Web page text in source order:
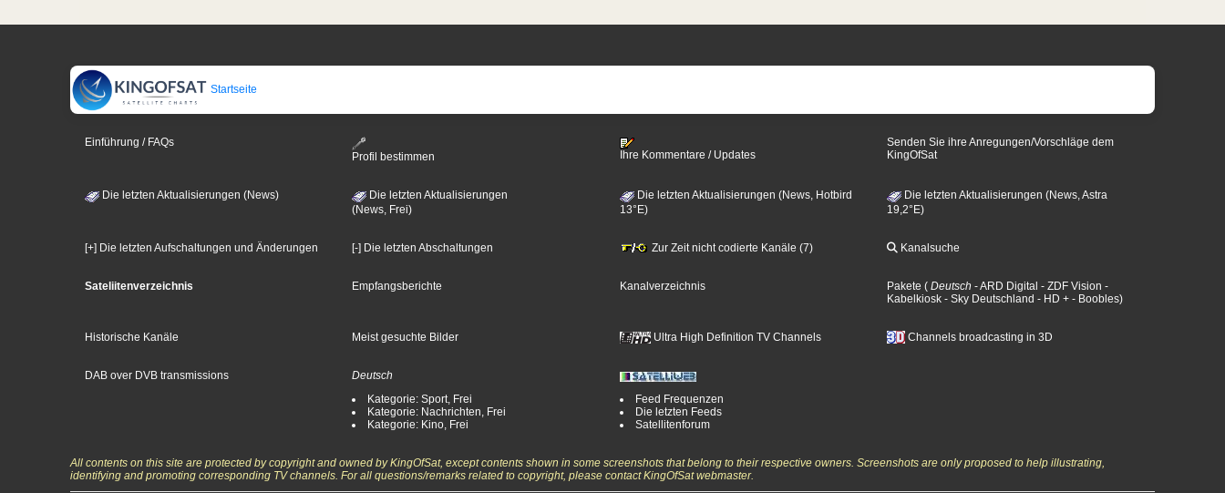
Startseite
Einführung / FAQs
Profil bestimmen
Ihre Kommentare / Updates
Senden Sie ihre Anregungen/Vorschläge dem
KingOfSat
Die letzten Aktualisierungen (News)
Die letzten Aktualisierungen
(News, Frei)
Die letzten Aktualisierungen (News, Hotbird
13°E)
Die letzten Aktualisierungen (News, Astra
19,2°E)
[+] Die letzten Aufschaltungen und Änderungen [-] Die letzten Abschaltungen Zur Zeit nicht codierte Kanäle (7) Kanalsuche
Sateliitenverzeichnis Empfangsberichte Kanalverzeichnis Pakete ( Deutsch - ARD Digital - ZDF Vision -
Kabelkiosk - Sky Deutschland - HD + - Boobles)
Historische Kanäle Meist gesuchte Bilder Ultra High Definition TV Channels Channels broadcasting in 3D
DAB over DVB transmissions
Deutsch
Kategorie: Sport, Frei
Kategorie: Nachrichten, Frei
Kategorie: Kino, Frei
Feed Frequenzen
Die letzten Feeds
Satellitenforum
All contents on this site are protected by copyright and owned by KingOfSat, except contents shown in some screenshots that belong to their respective owners. Screenshots are only proposed to help illustrating,
identifying and promoting corresponding TV channels. For all questions/remarks related to copyright, please contact KingOfSat webmaster.